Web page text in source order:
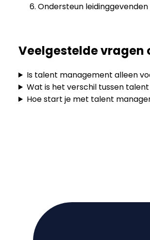
Ondersteun
Veelgestelde
Is talent management alleen
Wat is het verschil tussen
Hoe start je met talent